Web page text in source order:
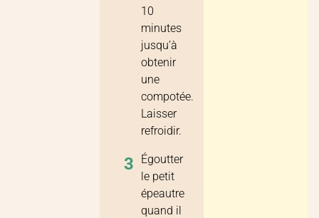
10
minutes
jusqu’à
obtenir
une
compotée.
Laisser
refroidir.
3
Égoutter
le petit
épeautre
quand il